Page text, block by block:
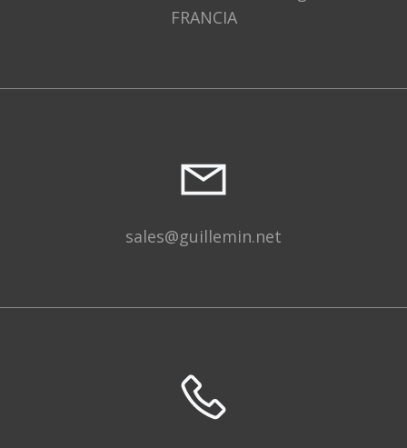
FRANCIA
sales@guillemin.net